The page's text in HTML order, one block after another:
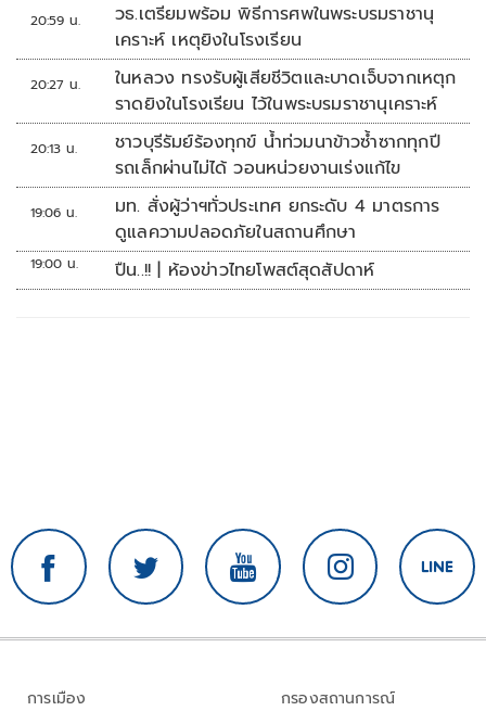
20:59 น.
วธ.เตรียมพร้อม พิธีการศพในพระบรมราชานุ
เคราะห์ เหตุยิงในโรงเรียน
20:27 น.
ในหลวง ทรงรับผู้เสียชีวิตและบาดเจ็บจากเหตุก
ราดยิงในโรงเรียน ไว้ในพระบรมราชานุเคราะห์
20:13 น.
ชาวบุรีรัมย์ร้องทุกข์ น้ำท่วมนาข้าวซ้ำซากทุกปี
รถเล็กผ่านไม่ได้ วอนหน่วยงานเร่งแก้ไข
19:06 น.
มท. สั่งผู้ว่าฯทั่วประเทศ ยกระดับ 4 มาตรการ
ดูแลความปลอดภัยในสถานศึกษา
19:00 น. ปืน..!! | ห้องข่าวไทยโพสต์สุดสัปดาห์
การเมือง
กรองสถานการณ์